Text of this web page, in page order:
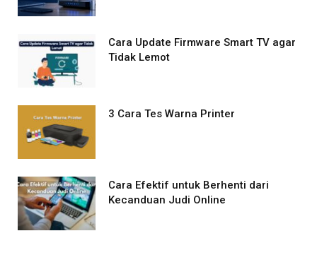
Cara Update Firmware Smart TV agar
Tidak Lemot
3 Cara Tes Warna Printer
Cara Efektif untuk Berhenti dari
Kecanduan Judi Online